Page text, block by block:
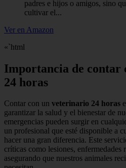
padres e hijos o amigos, sino
cultivar el...
Ver en Amazon
«`html
Importancia de contar
24 horas
Contar con un veterinario 24 horas
garantizar la salud y el bienestar de
emergencias pueden surgir en
un profesional que esté disponible a
hacer una gran diferencia. Este
críticas como lesiones, enfermedades
asegurando que nuestros animales